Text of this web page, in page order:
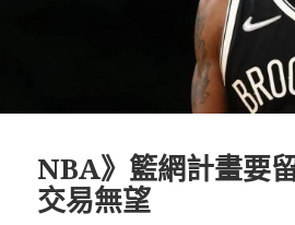
NBA》籃網計畫要
交易無望